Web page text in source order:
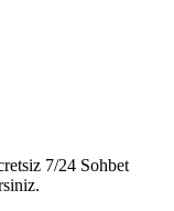
7/24 Sohbet